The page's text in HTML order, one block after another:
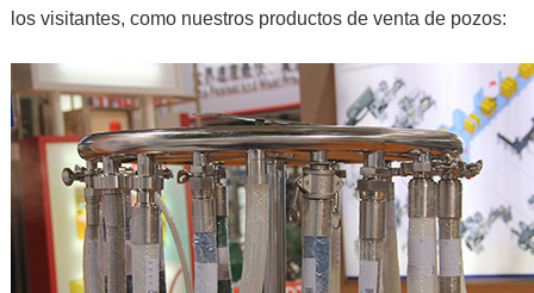
los visitantes, como nuestros productos de venta de pozos: